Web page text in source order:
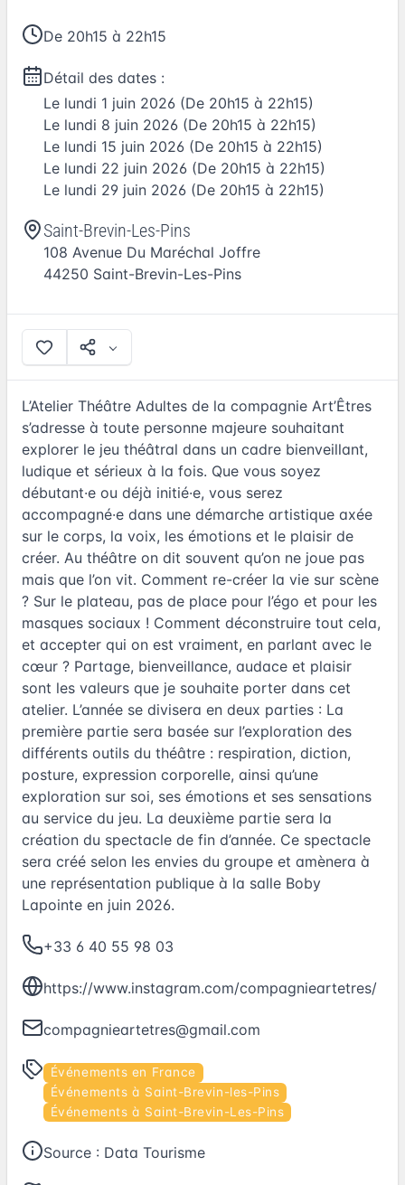
De 20h15 à 22h15
Détail des dates :
Le lundi 1 juin 2026 (De 20h15 à 22h15)
Le lundi 8 juin 2026 (De 20h15 à 22h15)
Le lundi 15 juin 2026 (De 20h15 à 22h15)
Le lundi 22 juin 2026 (De 20h15 à 22h15)
Le lundi 29 juin 2026 (De 20h15 à 22h15)
Saint-Brevin-Les-Pins
108 Avenue Du Maréchal Joffre
44250 Saint-Brevin-Les-Pins
L’Atelier Théâtre Adultes de la compagnie Art’Êtres
s’adresse à toute personne majeure souhaitant
explorer le jeu théâtral dans un cadre bienveillant,
ludique et sérieux à la fois. Que vous soyez
débutant·e ou déjà initié·e, vous serez
accompagné·e dans une démarche artistique axée
sur le corps, la voix, les émotions et le plaisir de
créer. Au théâtre on dit souvent qu’on ne joue pas
mais que l’on vit. Comment re-créer la vie sur scène
? Sur le plateau, pas de place pour l’égo et pour les
masques sociaux ! Comment déconstruire tout cela,
et accepter qui on est vraiment, en parlant avec le
cœur ? Partage, bienveillance, audace et plaisir
sont les valeurs que je souhaite porter dans cet
atelier. L’année se divisera en deux parties : La
première partie sera basée sur l’exploration des
différents outils du théâtre : respiration, diction,
posture, expression corporelle, ainsi qu’une
exploration sur soi, ses émotions et ses sensations
au service du jeu. La deuxième partie sera la
création du spectacle de fin d’année. Ce spectacle
sera créé selon les envies du groupe et amènera à
une représentation publique à la salle Boby
Lapointe en juin 2026.
+33 6 40 55 98 03
https://www.instagram.com/compagnieartetres/
compagnieartetres@gmail.com
Événements en France
Événements à Saint-Brevin-les-Pins
Événements à Saint-Brevin-Les-Pins
Source : Data Tourisme